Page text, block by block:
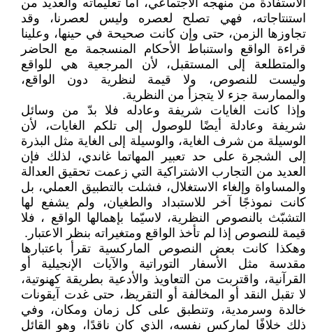
الاستفادة من منهجه الاجتماعي، أما تعليماته والعديد من
استنتاجاته، فهي تصلح لعصره وليس لعصرنا، وقد
تجاوزها الزمن، حتى وإن كانت صحيحة في حينها، وعلينا
قراءة الواقع واستنباط الأحكام المنسجمة مع الحاضر
والمتطلعة إلى المستقبل، لأن المرجعية هي للواقع
وليست للنصوص، ولا قيمة لنظرية دون الواقع،
والممارسة جزء لا يتجزأ من النظرية.
وإذا كانت الغايات شريفة وعادله فلا بدّ من وسائل
شريفة وعادلة أيضًا للوصول إلى تلكم الغايات، لأن
الوسيلة من شرف الغاية، والوسيلة إلى الغاية مثل البذرة
إلى الشجرة على حد تعبير المهاتما غاندي، لذلك فإن
العديد من التجارب الاشتراكية التي زعمت تحقيق العدالة
والمساواة وإلغاء الاستغلال، فشلت بالتطبيق العملي، بل
كانت نموذجًا آخر للاستبداد والطغيان، ولم يشفع لها
التشبّث بالنصوص النظرية، لاسيّما بإهمالها الواقع ، فلا
قيمة للنصوص إذا لم تأخذ الواقع ومتغيراته بنظر الاعتبار.
وهكذا كانت بعض النصوص الماركسية تقرأ باعتبارها
مقدسة مثل الأسفار التوراتية والآيات الإنجيلية أو
القرآنية، واقتربت من التعاويذ والأدعية بطريقة كهنوتية،
لا تقبل النقد أو المخالفة أو التقريظ، حتى غدت آيقونات
خالدة وسرمدية، وتنطبق على كل زمان ومكان، وفي
ذلك خلافًا لماركس نفسه، الذي كان ناقدًا، وهو القائل